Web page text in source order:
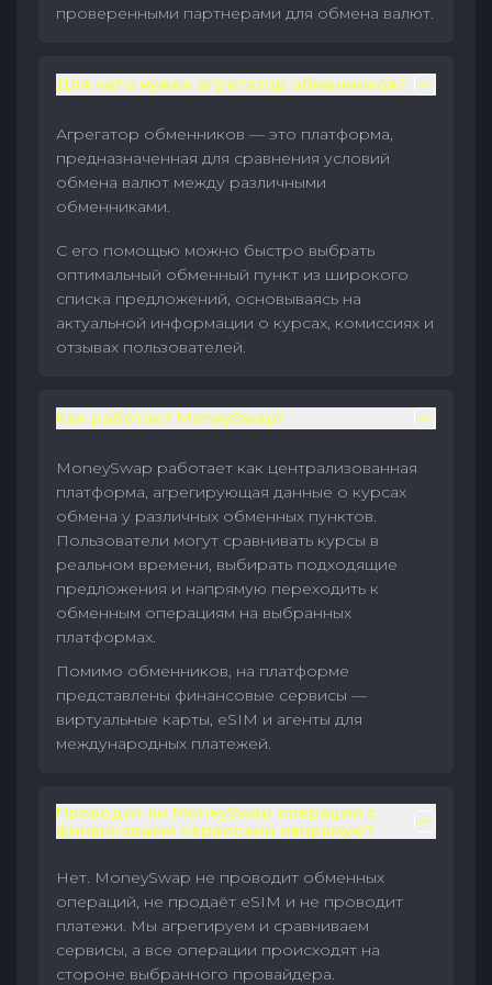
проверенными партнерами для обмена валют.
Для чего нужен агрегатор обменников?
Агрегатор обменников — это платформа,
предназначенная для сравнения условий
обмена валют между различными
обменниками.
С его помощью можно быстро выбрать
оптимальный обменный пункт из широкого
списка предложений, основываясь на
актуальной информации о курсах, комиссиях и
отзывах пользователей.
Как работает MoneySwap?
MoneySwap работает как централизованная
платформа, агрегирующая данные о курсах
обмена у различных обменных пунктов.
Пользователи могут сравнивать курсы в
реальном времени, выбирать подходящие
предложения и напрямую переходить к
обменным операциям на выбранных
платформах.
Помимо обменников, на платформе
представлены финансовые сервисы —
виртуальные карты, eSIM и агенты для
международных платежей.
Проводит ли MoneySwap операции с
финансовыми сервисами напрямую?
Нет. MoneySwap не проводит обменных
операций, не продаёт eSIM и не проводит
платежи. Мы агрегируем и сравниваем
сервисы, а все операции происходят на
стороне выбранного провайдера.